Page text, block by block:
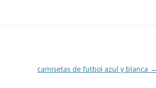
camisetas de futbol azul y blanca →